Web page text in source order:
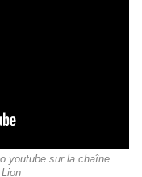
youtube sur la chaîne